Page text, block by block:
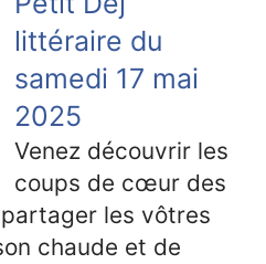
littéraire du
samedi 17 mai
2025
Venez découvrir les
coups de cœur des
les vôtres
chaude et de